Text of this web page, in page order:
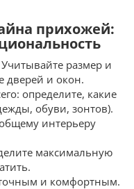
прихожей:
размер и
дверей и окон.
определите, какие
обуви, зонтов).
интерьеру
максимальную
и комфортным.